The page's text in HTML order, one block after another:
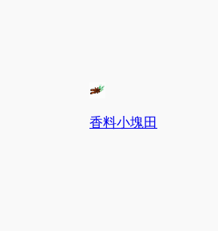
香料小塊田